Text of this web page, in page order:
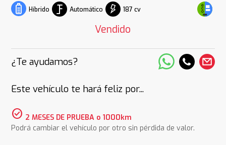
Híbrido Automático 187 cv
Vendido
¿Te ayudamos?
Este vehículo te hará feliz por...
check_circle 2 MESES DE PRUEBA o 1000km
Podrá cambiar el vehículo por otro sin pérdida de valor.